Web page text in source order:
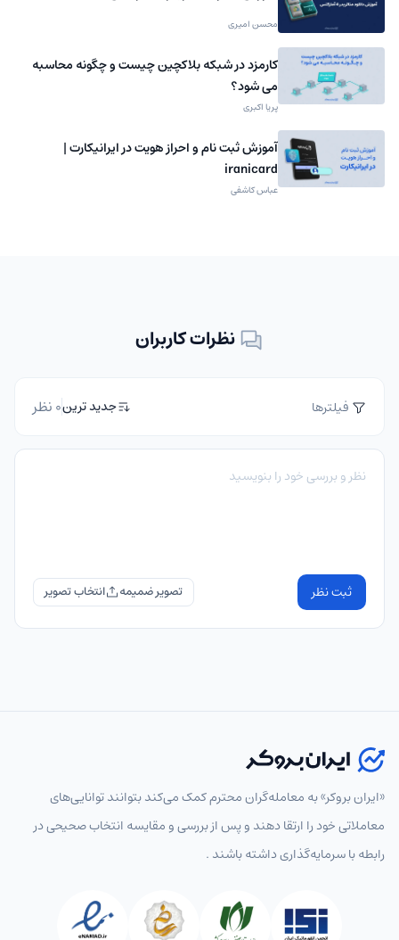
محسن امیری
کارمزد در شبکه بلاکچین چیست و چگونه محاسبه
می شود؟
پریا اکبری
آموزش ثبت نام و احراز هویت در ایرانیکارت |
iranicard
عباس کاشفی
نظرات کاربران
فیلترها جدید ترین0 نظر
ثبت نظر تصویر ضمیمه
«ایران بروکر» به معامله‌گران محترم کمک می‌کند بتوانند توانایی‌های
معاملاتی خود را ارتقا دهند و پس از بررسی و مقایسه انتخاب‌ صحیحی در
رابطه با سرمایه‌گذاری داشته باشند .